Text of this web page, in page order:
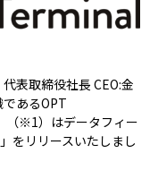
表取締役社長 CEO:金
あるOPT
（※1）はデータフィー
をリリースいたしまし